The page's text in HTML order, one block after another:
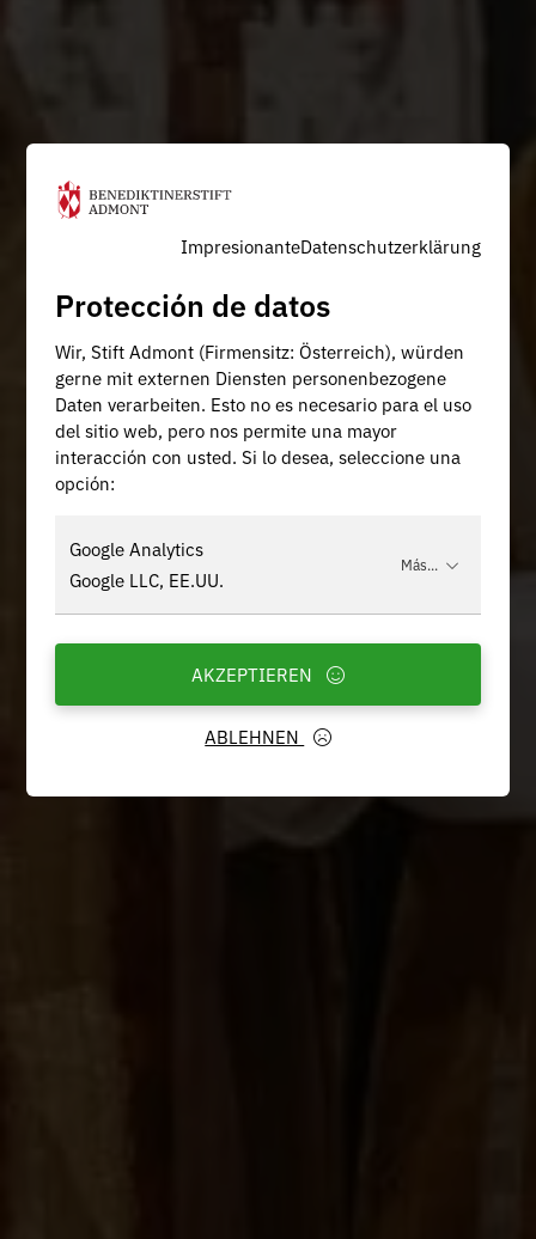
ImpresionanteDatenschutzerklärung
Protección de datos
Wir, Stift Admont (Firmensitz: Österreich), würden
gerne mit externen Diensten personenbezogene
Daten verarbeiten. Esto no es necesario para el uso
del sitio web, pero nos permite una mayor
interacción con usted. Si lo desea, seleccione una
opción:
Google Analytics
Google LLC, EE.UU.
Más...
ABLEHNEN
AKZEPTIEREN